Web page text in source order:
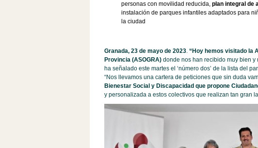
personas con movilidad reducida, plan integral de
instalación de parques infantiles adaptados para
la ciudad
Granada, 23 de mayo de 2023. “Hoy hemos visitado la
Provincia (ASOGRA)donde nos han recibido muy bien y
ha señalado este martes el ‘número dos’ de la lista del
“Nos llevamos una cartera de peticiones que sin duda
Bienestar Social y Discapacidad que propone
y personalizada a estos colectivos que realizan tan gran